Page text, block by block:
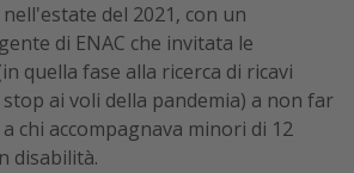
del 2021, con un
di ENAC che invitata le
quella fase alla ricerca di ricavi
ai voli della pandemia) a non far
chi accompagnava minori di 12
disabilità.